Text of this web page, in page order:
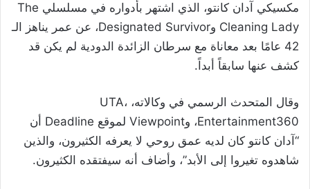
مكسيكي آدان كانتو، الذي اشتهر بأدواره في مسلسلي The
Cleaning Lady وDesignated Survivor، عن عمر يناهز الـ
42 عامًا بعد معاناة مع سرطان الزائدة الدودية لم يكن قد
كشف عنها سابقاً أبداً.
وقال المتحدث الرسمي في وكالاته، UTA،
Entertainment360، وViewpoint لموقع Deadline أن
“آدان كانتو كان لديه عمق روحي لا يعرفه الكثيرون، والذين
شاهدوه تغيروا إلى الأبد”، وأضاف أنه سيفتقده الكثيرون.